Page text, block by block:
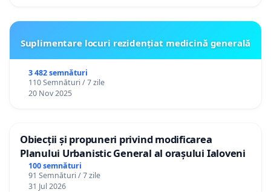
Suplimentare locuri rezidențiat medicină generală
3 482 semnături
110 Semnături / 7 zile
20 Nov 2025
Obiecții și propuneri privind modificarea
Planului Urbanistic General al orașului Ialoveni
100 semnături
91 Semnături / 7 zile
31 Jul 2026